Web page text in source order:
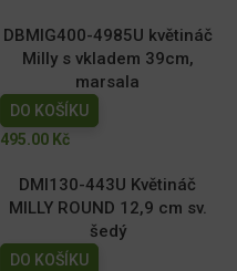
DBMIG400-4985U květináč
Milly s vkladem 39cm,
marsala
DO KOŠÍKU
495.00 Kč
DMI130-443U Květináč
MILLY ROUND 12,9 cm sv.
šedý
DO KOŠÍKU